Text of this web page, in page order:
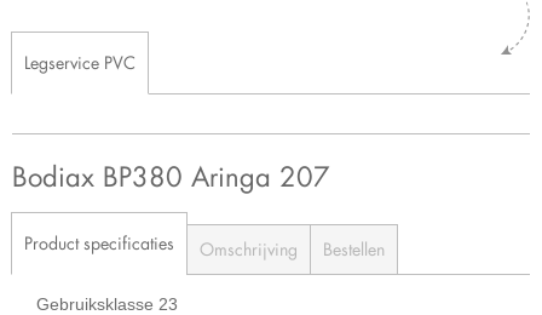
Legservice PVC
Bodiax BP380 Aringa 207
Product specificaties Omschrijving Bestellen
Gebruiksklasse 23